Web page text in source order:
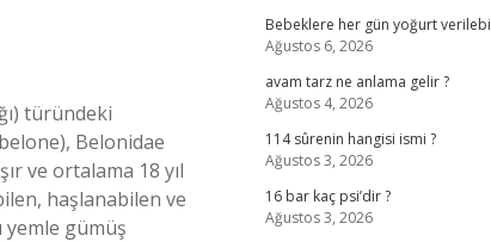
türündeki
Belonidae
ve ortalama 18 yıl
haşlanabilen ve
yemle gümüş
Bebeklere her gün yoğurt
Ağustos 6, 2026
avam tarz ne anlama gelir ?
Ağustos 4, 2026
114 sûrenin hangisi ismi ?
Ağustos 3, 2026
16 bar kaç psi’dir ?
Ağustos 3, 2026